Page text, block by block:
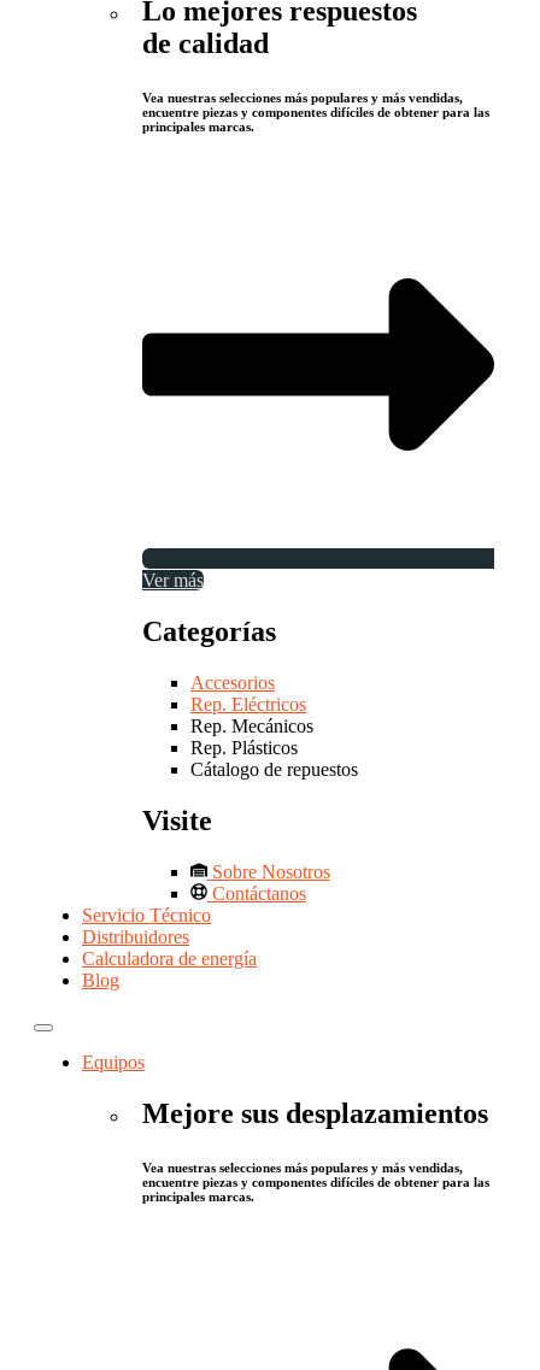
Lo mejores respuestos
de calidad
Vea nuestras selecciones más populares y más vendidas,
encuentre piezas y componentes difíciles de obtener para las
principales marcas.
Ver más
Categorías
Accesorios
Rep. Eléctricos
Rep. Mecánicos
Rep. Plásticos
Cátalogo de repuestos
Visite
Sobre Nosotros
Contáctanos
Servicio Técnico
Distribuidores
Calculadora de energía
Blog
Equipos
Mejore sus desplazamientos
Vea nuestras selecciones más populares y más vendidas,
encuentre piezas y componentes difíciles de obtener para las
principales marcas.